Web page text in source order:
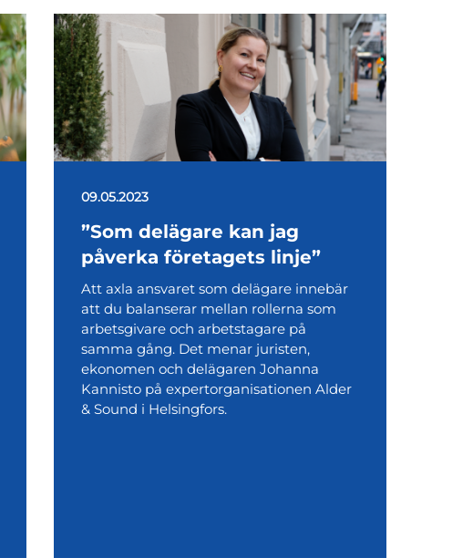
09.05.2023
”Som delägare kan jag
påverka företagets linje”
Att axla ansvaret som delägare innebär
att du balanserar mellan rollerna som
arbetsgivare och arbetstagare på
samma gång. Det menar juristen,
ekonomen och delägaren Johanna
Kannisto på expertorganisationen Alder
& Sound i Helsingfors.